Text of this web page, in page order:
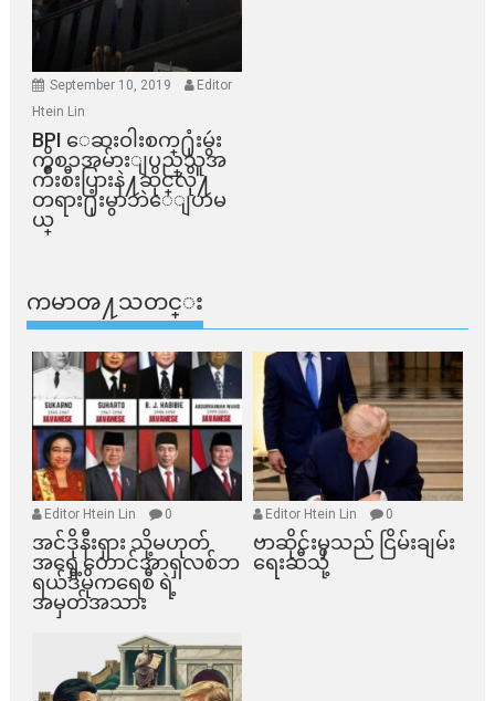
September 10, 2019
Editor
Htein Lin
BPI ​ေဆးဝါးစက္​႐ုံးမွဴး
ကိစၥအမ်ားျပည္​သူအ
က်ိဳးစီးပြားနဲ႔ဆိုင္​လို႔
တရား႐ုံးမွာဘဲေျပာမ
ယ္​
ကမာၻ႔သတင္း
Editor Htein Lin 0
အင်ဒိုနီးရှား သို့မဟုတ်
အရှေ့တောင်အာရှလစ်ဘ
ရယ်ဒီမိုကရေစီ ရဲ့
အမှတ်အသား
Editor Htein Lin 0
ဗာဆိုင်းမှသည် ငြိမ်းချမ်း
ရေးဆီသို့